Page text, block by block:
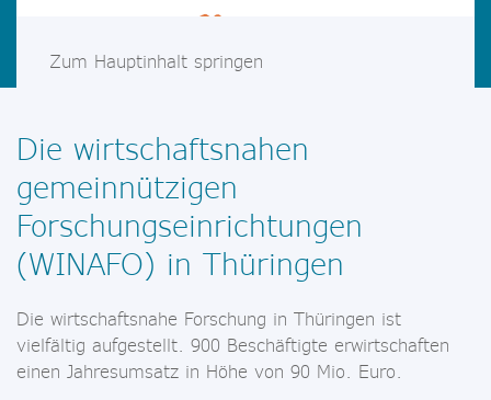
Zum Hauptinhalt springen
Die wirtschaftsnahen
gemeinnützigen
Forschungseinrichtungen
(WINAFO) in Thüringen
Die wirtschaftsnahe Forschung in Thüringen ist
vielfältig aufgestellt. 900 Beschäftigte erwirtschaften
einen Jahresumsatz in Höhe von 90 Mio. Euro.